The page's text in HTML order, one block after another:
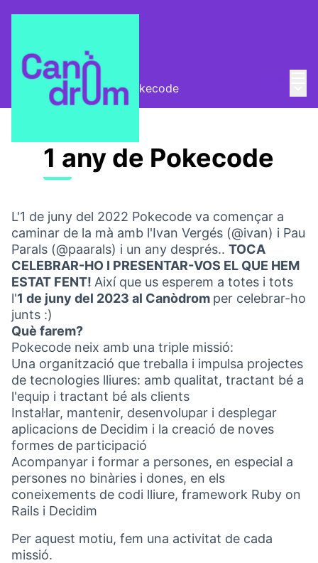
Pokecode / 1 any de Pokecode
1 any de Pokecode
L'1 de juny del 2022 Pokecode va començar a
caminar de la mà amb l'Ivan Vergés (@ivan) i Pau
Parals (@paarals) i un any després.. TOCA
CELEBRAR-HO I PRESENTAR-VOS EL QUE HEM
ESTAT FENT! Així que us esperem a totes i tots
l'1 de juny del 2023 al Canòdrom per celebrar-ho
junts :)
Què farem?
Pokecode neix amb una triple missió:
Una organització que treballa i impulsa projectes
de tecnologies lliures: amb qualitat, tractant bé a
l'equip i tractant bé als clients
Instal·lar, mantenir, desenvolupar i desplegar
aplicacions de Decidim i la creació de noves
formes de participació
Acompanyar i formar a persones, en especial a
persones no binàries i dones, en els
coneixements de codi lliure, framework Ruby on
Rails i Decidim
Per aquest motiu, fem una activitat de cada
missió.